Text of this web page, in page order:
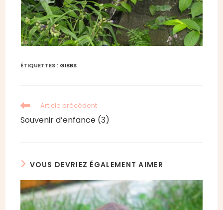
ÉTIQUETTES : GIBBS
Read
articles
Article précédent
Souvenir d’enfance (3)
VOUS DEVRIEZ ÉGALEMENT AIMER